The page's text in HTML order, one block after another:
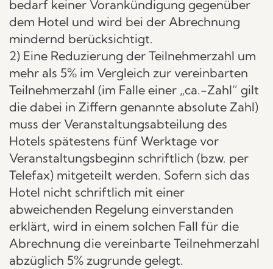
bedarf keiner Vorankündigung gegenüber
dem Hotel und wird bei der Abrechnung
mindernd berücksichtigt.
2) Eine Reduzierung der Teilnehmerzahl um
mehr als 5% im Vergleich zur vereinbarten
Teilnehmerzahl (im Falle einer „ca.-Zahl“ gilt
die dabei in Ziffern genannte absolute Zahl)
muss der Veranstaltungsabteilung des
Hotels spätestens fünf Werktage vor
Veranstaltungsbeginn schriftlich (bzw. per
Telefax) mitgeteilt werden. Sofern sich das
Hotel nicht schriftlich mit einer
abweichenden Regelung einverstanden
erklärt, wird in einem solchen Fall für die
Abrechnung die vereinbarte Teilnehmerzahl
abzüglich 5% zugrunde gelegt.